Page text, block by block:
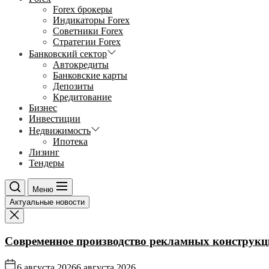
Forex брокеры
Индикаторы Forex
Советники Forex
Стратегии Forex
Банковский сектор
Автокредиты
Банковские карты
Депозиты
Кредитование
Бизнес
Инвестиции
Недвижимость
Ипотека
Лизинг
Тендеры
Меню
Актуальные новости
Современное производство рекламных